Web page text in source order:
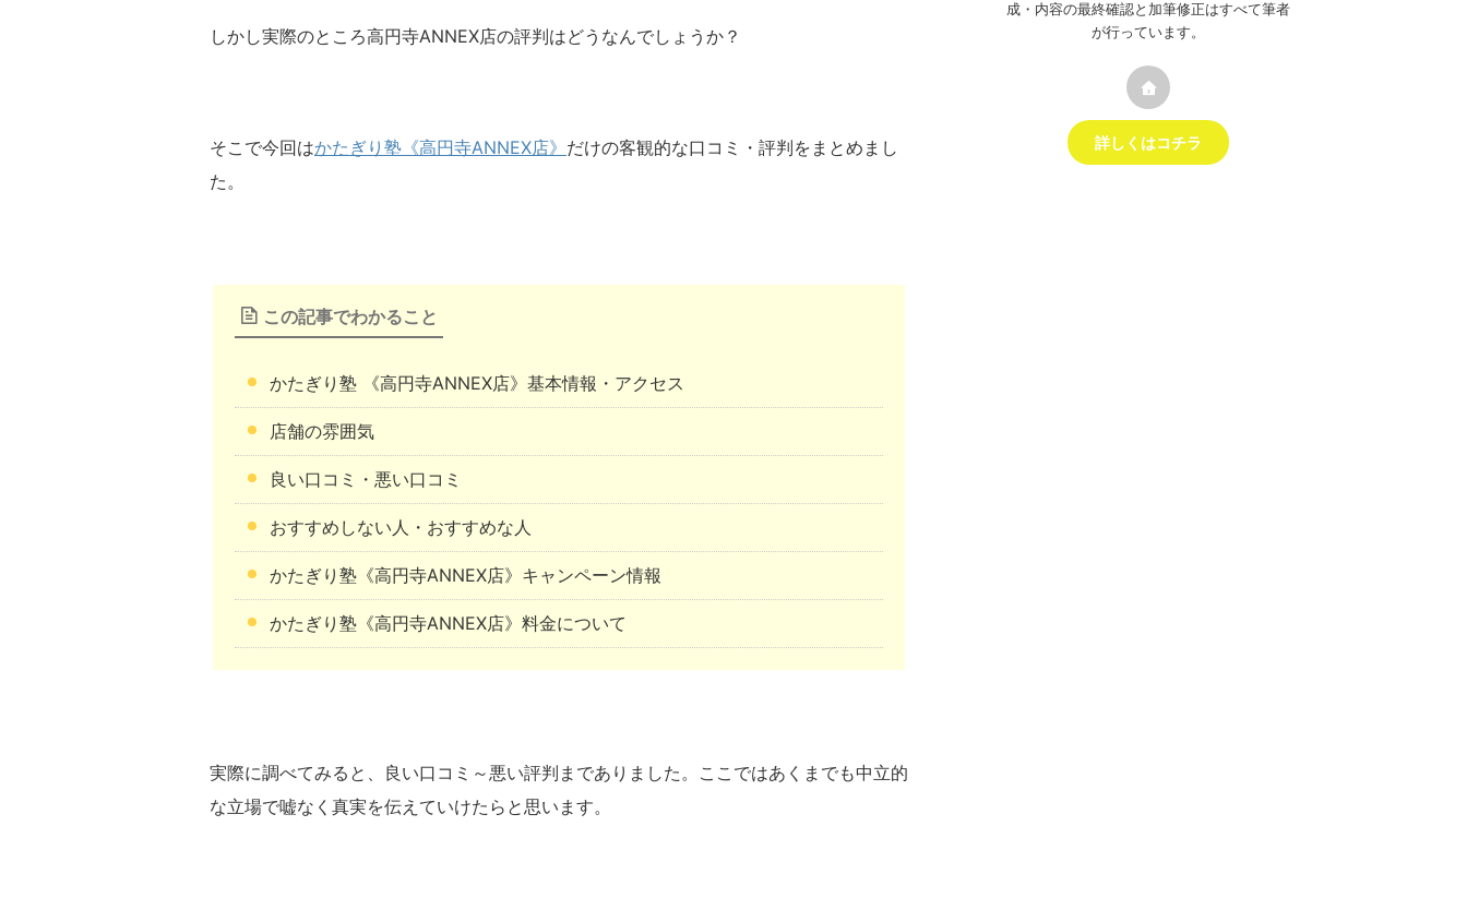
しかし実際のところ高円寺ANNEX店の評判はどうなんでしょうか？
そこで今回はかたぎり塾《高円寺ANNEX店》 だけの客観的な口コミ・評判をまとめまし
た。
この記事でわかること
かたぎり塾 《高円寺ANNEX店》基本情報・アクセス
店舗の雰囲気
良い口コミ・悪い口コミ
おすすめしない人・おすすめな人
かたぎり塾《高円寺ANNEX店》キャンペーン情報
かたぎり塾《高円寺ANNEX店》料金について
実際に調べてみると、良い口コミ～悪い評判までありました。ここではあくまでも中立的
な立場で嘘なく真実を伝えていけたらと思います。
成・内容の最終確認と加筆修正はすべて筆者
が行っています。
詳しくはコチラ